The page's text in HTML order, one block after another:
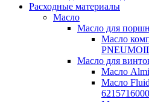
Расходные материалы
Масло
Масло для
Масло
Масло для
Масло
Масло
6215716000